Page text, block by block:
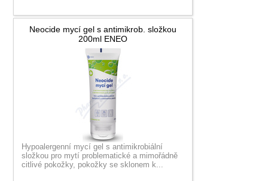
Neocide mycí gel s antimikrob. složkou
200ml ENEO
Hypoalergenní mycí gel s antimikrobiální
složkou pro mytí problematické a mimořádně
citlivé pokožky, pokožky se sklonem k...